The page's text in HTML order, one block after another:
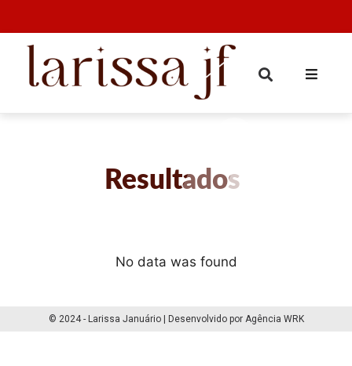
Resultados
No data was found
© 2024 - Larissa Januário | Desenvolvido por Agência WRK